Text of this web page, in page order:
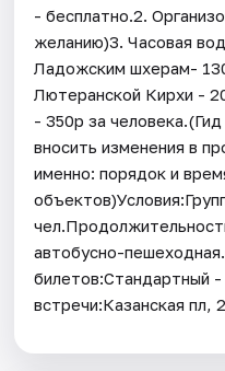
- бесплатно.2.
желанию)3. Часовая
Ладожским шхерам-
Лютеранской Кирхи -
- 350р за
вносить изменения в
именно: порядок и
автобусно-
билетов:Стандартный
встречи:Казанская пл,